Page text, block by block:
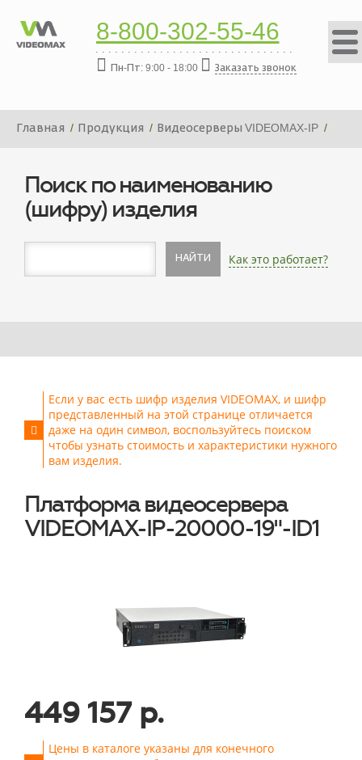
8-800-302-55-46
Пн-Пт: 9:00 - 18:00 Заказать звонок
Главная Продукция
Видеосерверы VIDEOMAX-IP
Поиск по наименованию
(шифру) изделия
НАЙТИ Как это работает?
Если у вас есть шифр изделия VIDEOMAX, и шифр
представленный на этой странице отличается
даже на один символ, воспользуйтесь поиском
чтобы узнать стоимость и характеристики нужного
вам изделия.
Платформа видеосервера
VIDEOMAX-IP-20000-19"-ID1
449 157 р.
Цены в каталоге указаны для конечного